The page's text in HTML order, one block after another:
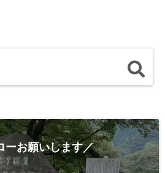
ーお願いします／